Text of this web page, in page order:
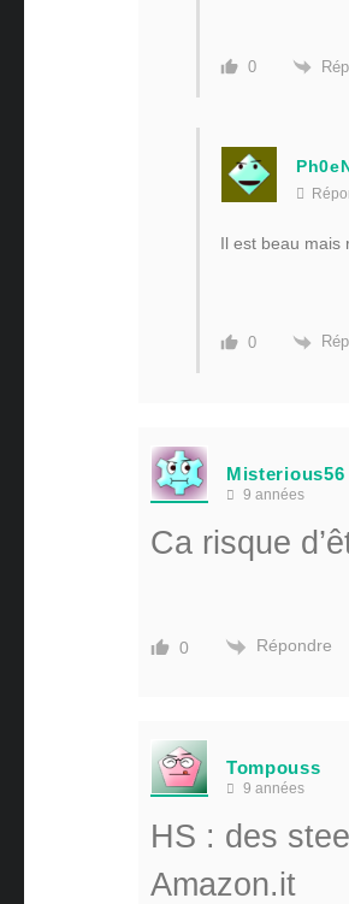
0
Il est beau mais
0
Misterious56
9 années
Ca risque
0 Répondre
Tompouss
9 années
HS : des
Amazon.it